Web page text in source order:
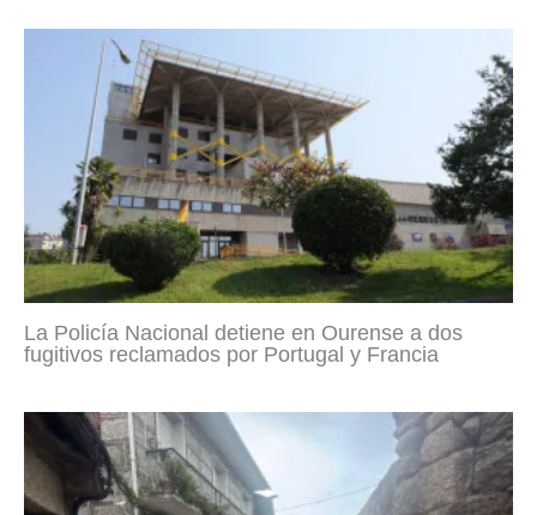
La Policía Nacional detiene en Ourense a dos
fugitivos reclamados por Portugal y Francia